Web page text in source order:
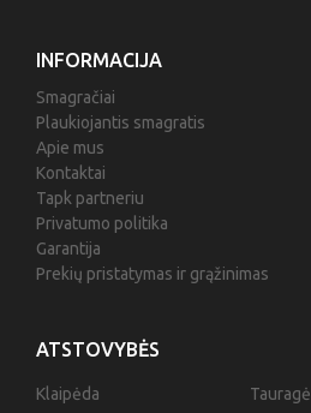
ATSTOVYBĖS
Klaipėda
Tauragė
INFORMACIJA
Smagračiai
Plaukiojantis smagratis
Apie mus
Kontaktai
Tapk partneriu
Privatumo politika
Garantija
Prekių pristatymas ir grąžinimas